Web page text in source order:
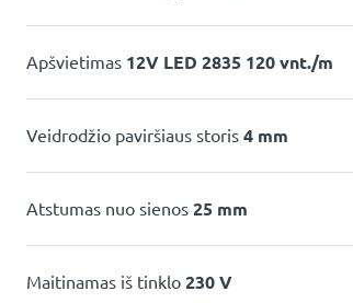
Apšvietimas 12V LED 2835 120 vnt./m
Veidrodžio paviršiaus storis 4 mm
Atstumas nuo sienos 25 mm
Maitinamas iš tinklo 230 V